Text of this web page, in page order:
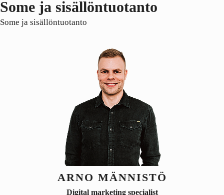
Some ja sisällöntuotanto
Some ja sisällöntuotanto
ARNO MÄNNISTÖ
Digital marketing specialist